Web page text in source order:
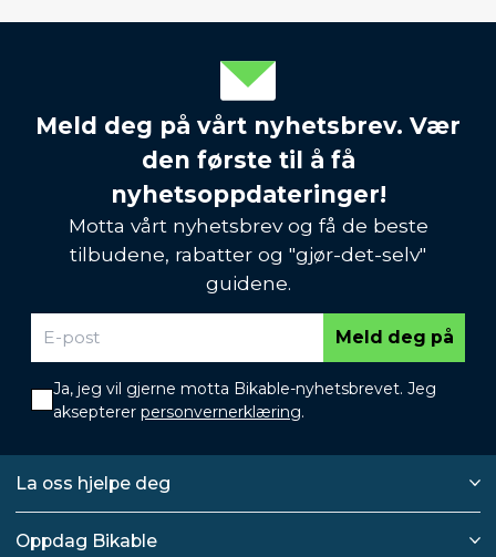
Meld deg på vårt nyhetsbrev. Vær
den første til å få
nyhetsoppdateringer!
Motta vårt nyhetsbrev og få de beste
tilbudene, rabatter og "gjør-det-selv"
guidene.
Meld deg på
Ja, jeg vil gjerne motta Bikable-nyhetsbrevet. Jeg
aksepterer personvernerklæring.
La oss hjelpe deg
Oppdag Bikable